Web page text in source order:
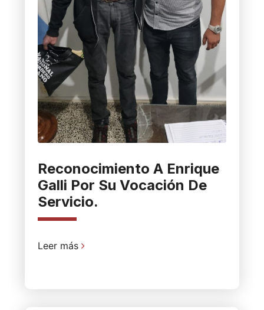
Reconocimiento A Enrique
Galli Por Su Vocación De
Servicio.
Leer más